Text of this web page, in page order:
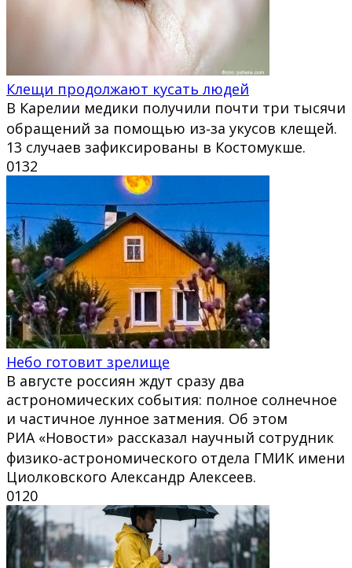
Клещи продолжают кусать людей
В Карелии медики получили почти три тысячи
обращений за помощью из‑за укусов клещей.
13 случаев зафиксированы в Костомукше.
0132
Небо готовит зрелище
В августе россиян ждут сразу два
астрономических события: полное солнечное
и частичное лунное затмения. Об этом
РИА «Новости» рассказал научный сотрудник
физико‑астрономического отдела ГМИК имени
Циолковского Александр Алексеев.
0120